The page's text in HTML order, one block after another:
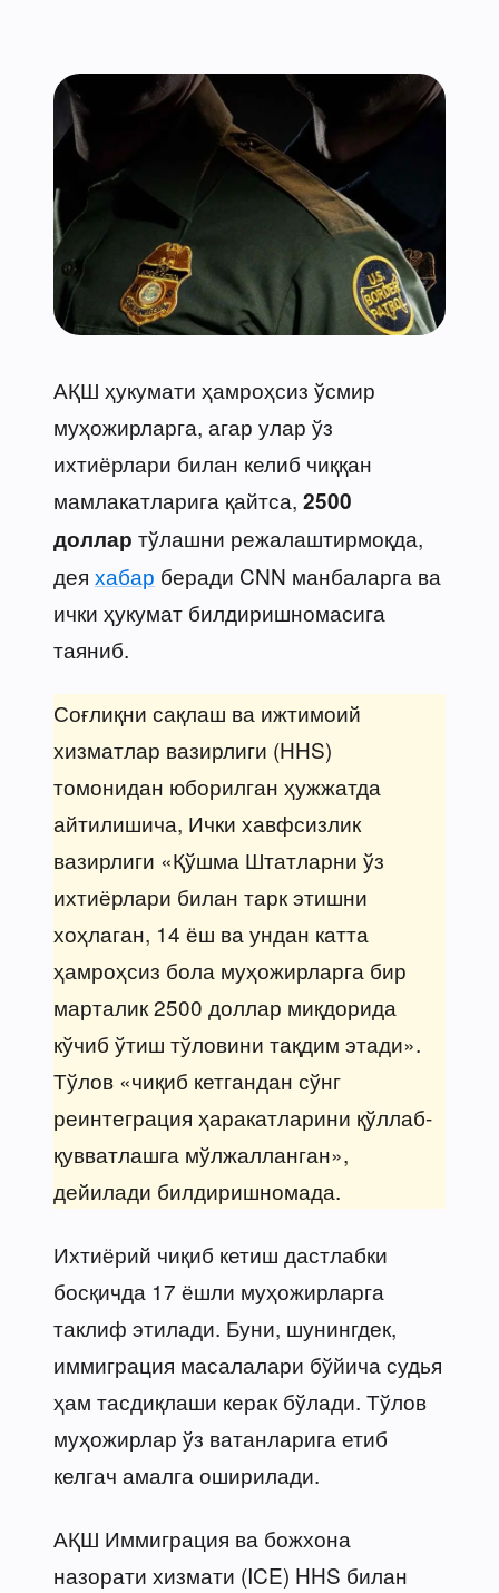
АҚШ ҳукумати ҳамроҳсиз ўсмир
муҳожирларга, агар улар ўз
ихтиёрлари билан келиб чиққан
мамлакатларига қайтса, 2500
доллар тўлашни режалаштирмоқда,
дея хабар беради CNN манбаларга ва
ички ҳукумат билдиришномасига
таяниб.
Соғлиқни сақлаш ва ижтимоий
хизматлар вазирлиги (HHS)
томонидан юборилган ҳужжатда
айтилишича, Ички хавфсизлик
вазирлиги «Қўшма Штатларни ўз
ихтиёрлари билан тарк этишни
хоҳлаган, 14 ёш ва ундан катта
ҳамроҳсиз бола муҳожирларга бир
марталик 2500 доллар миқдорида
кўчиб ўтиш тўловини тақдим этади».
Тўлов «чиқиб кетгандан сўнг
реинтеграция ҳаракатларини қўллаб-
қувватлашга мўлжалланган»,
дейилади билдиришномада.
Ихтиёрий чиқиб кетиш дастлабки
босқичда 17 ёшли муҳожирларга
таклиф этилади. Буни, шунингдек,
иммиграция масалалари бўйича судья
ҳам тасдиқлаши керак бўлади. Тўлов
муҳожирлар ўз ватанларига етиб
келгач амалга оширилади.
АҚШ Иммиграция ва божхона
назорати хизмати (ICE) HHS билан